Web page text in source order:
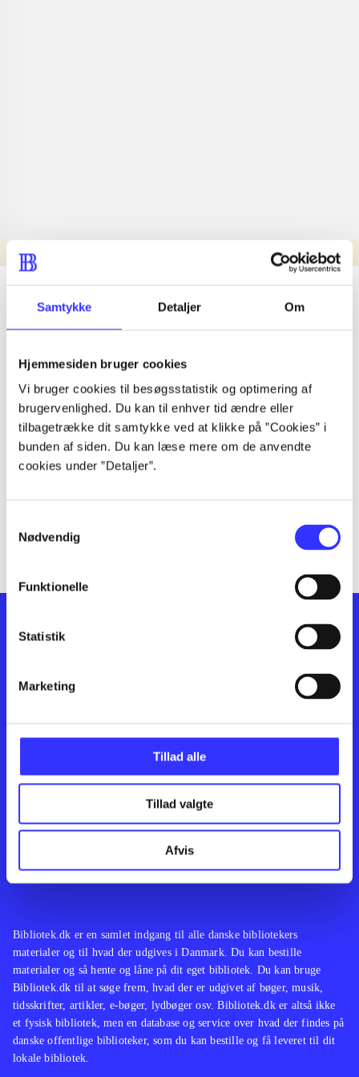
Samtykke Detaljer Om
Hjemmesiden bruger cookies
Vi bruger cookies til besøgsstatistik og optimering af
brugervenlighed. Du kan til enhver tid ændre eller
tilbagetrække dit samtykke ved at klikke på ”Cookies” i
bunden af siden. Du kan læse mere om de anvendte
cookies under ”Detaljer”.
Nødvendig
Funktionelle
Statistik
Marketing
Tillad alle
Tillad valgte
Afvis
Nyhed
lorem ipsum dolor sit amet ...
lorem ipsum dolor sit amet ...
lorem ipsum dolor sit amet ...
lorem ipsum dolor sit amet ...
lorem ipsum dolor sit amet ...
lorem ipsum dolor sit amet ...
lorem ipsum dolor sit amet ...
Feedback
Bibliotek.dk er en samlet indgang til alle danske bibliotekers
materialer og til hvad der udgives i Danmark. Du kan bestille
materialer og så hente og låne på dit eget bibliotek. Du kan bruge
Bibliotek.dk til at søge frem, hvad der er udgivet af bøger, musik,
tidsskrifter, artikler, e-bøger, lydbøger osv. Bibliotek.dk er altså ikke
et fysisk bibliotek, men en database og service over hvad der findes på
danske offentlige biblioteker, som du kan bestille og få leveret til dit
lokale bibliotek.
Kontakt os
English
Artikler
Film
Musik
Noder